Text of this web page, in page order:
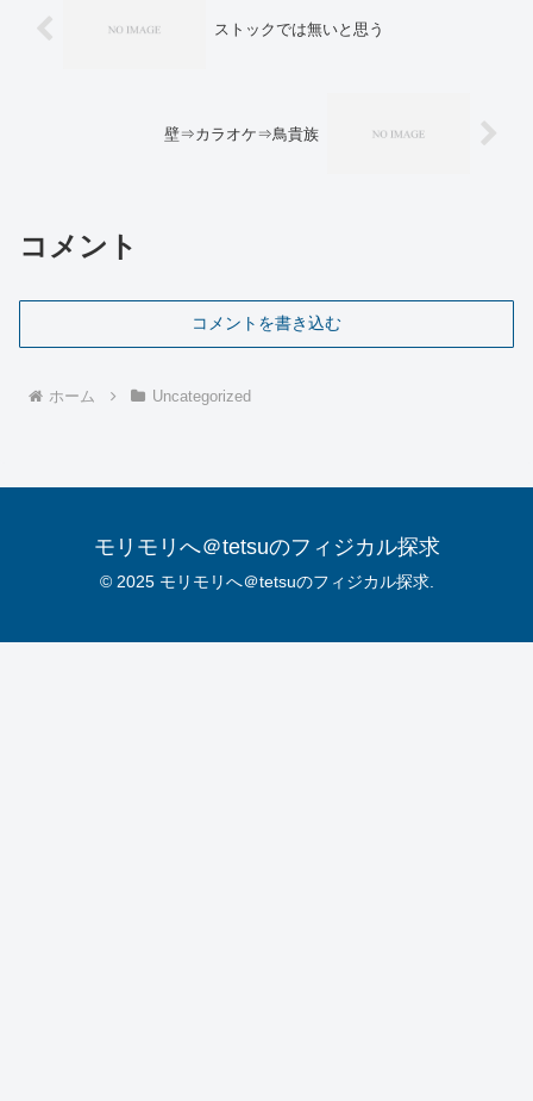
ストックでは無いと思う
壁⇒カラオケ⇒鳥貴族
コメント
コメントを書き込む
ホーム Uncategorized
モリモリへ＠tetsuのフィジカル探求
© 2025 モリモリへ＠tetsuのフィジカル探求.